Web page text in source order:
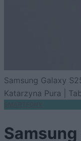
Samsung Galaxy
Katarzyna Pura |